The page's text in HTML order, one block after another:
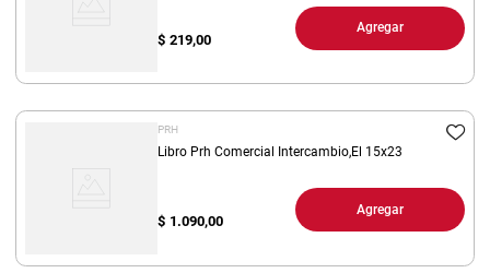
$ 219,00
Agregar
PRH
Libro Prh Comercial Intercambio,El 15x23
$ 1.090,00
Agregar